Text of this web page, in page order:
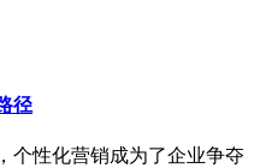
径
个性化营销成为了企业争夺